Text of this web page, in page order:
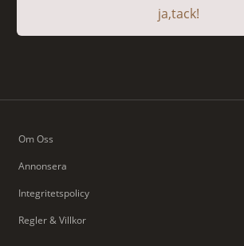
ja,tack!
Om Oss
Annonsera
Integritetspolicy
Regler & Villkor